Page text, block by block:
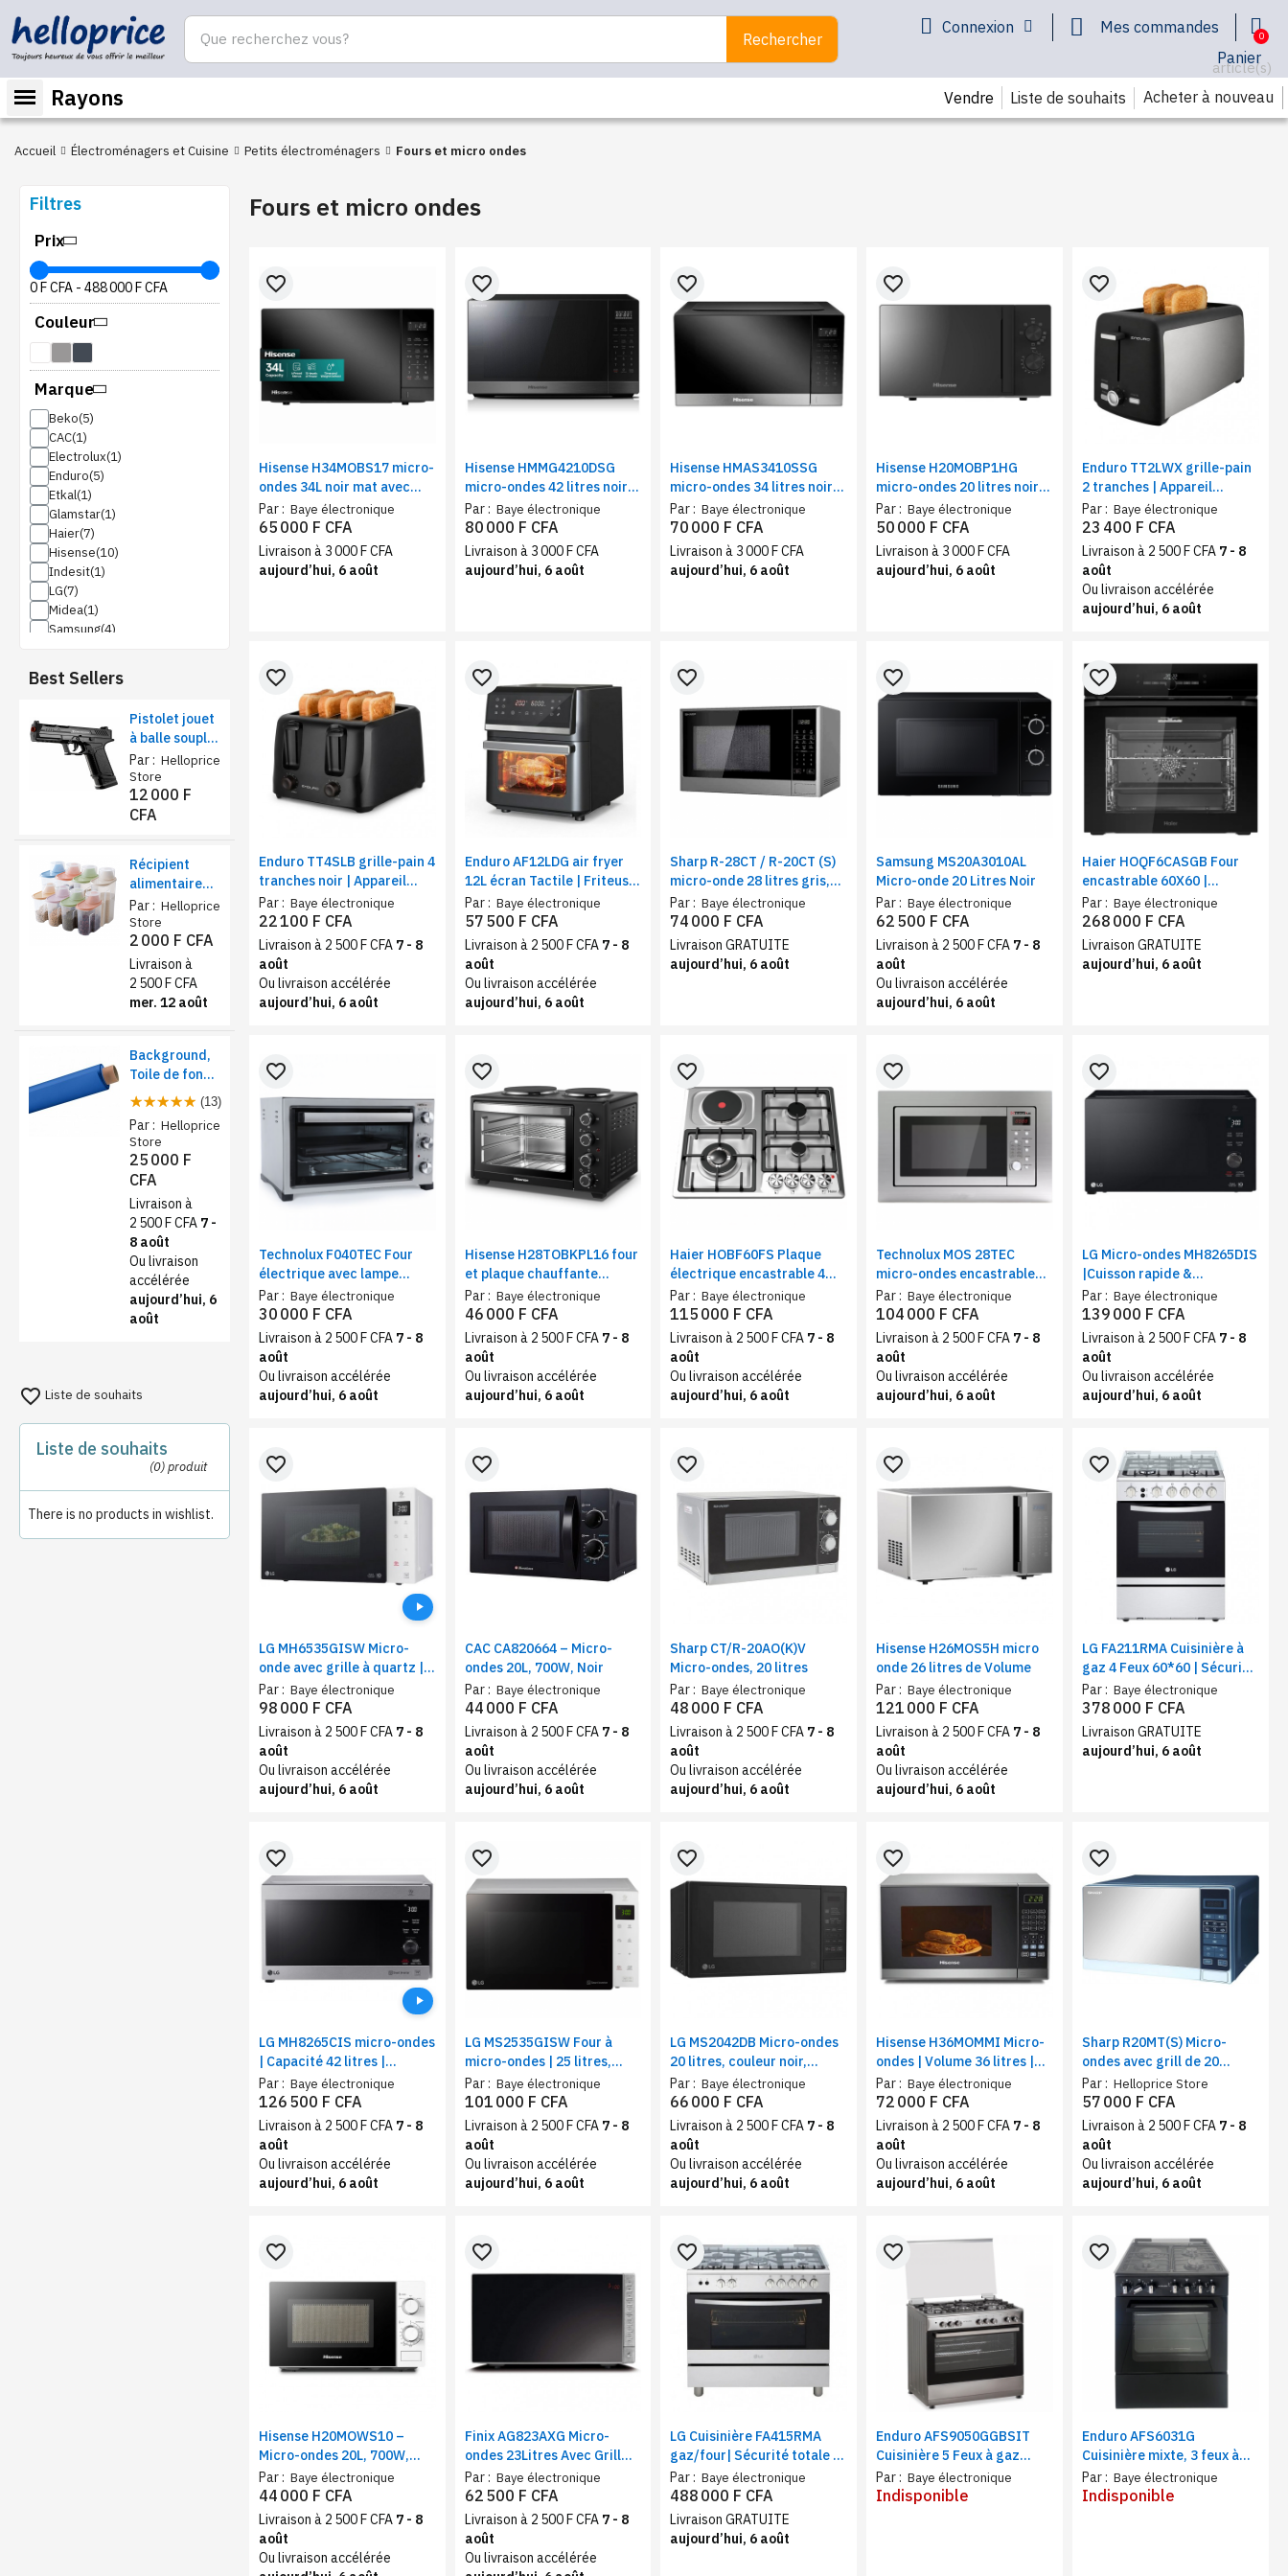
Rechercher
Connexion
Mes commandes
Panier
article(s)
Rayons Vendre Liste de souhaits Acheter à nouveau
Accueil Électroménagers et Cuisine Petits électroménagers Fours et micro ondes
Filtres
Prix
0 F CFA - 488 000 F CFA
Couleur
Marque
Beko
CAC
Electrolux
Enduro
Etkal
Glamstar
Haier
Hisense
Indesit
LG
Midea
Samsung
Technolux
Best Sellers
Pistolet jouet
à balle souple
sécurisé –
Éjection de
coquilles et
chargeur
Par : Helloprice
Store
12 000 F
CFA
Récipient
alimentaire
de stockage
1,9L – farine,
sucre et thé
Par : Helloprice
Store
2 000 F CFA
Livraison à
2 500 F CFA
mer. 12 août
Background,
Toile de fond
papier pour
studio photo -
Rose foncé
(13)
Par : Helloprice
Store
25 000 F
CFA
Livraison à
2 500 F CFA 7 -
8 août
Ou livraison
accélérée
aujourd’hui, 6
août
favorite_border Liste de souhaits
Liste de souhaits
(0)produit
There is no products in wishlist.
Fours et micro ondes
Hisense H34MOBS17 micro-
ondes 34L noir mat avec
grill | Four micro-ondes
1000 W, 10 niveaux de
puissance
Par : Baye électronique
favorite_border
65 000 F CFA
Livraison à 3 000 F CFA
aujourd’hui, 6 août
Hisense HMMG4210DSG
micro-ondes 42 litres noir
mat avec grill | Four micro-
ondes 1000 W + grill
1200W, commandes
tactiles
Par : Baye électronique
favorite_border
80 000 F CFA
Livraison à 3 000 F CFA
aujourd’hui, 6 août
Hisense HMAS3410SSG
micro-ondes 34 litres noir
avec grill | Four micro-
ondes 950 W, 10 niveaux de
puissance
Par : Baye électronique
favorite_border
70 000 F CFA
Livraison à 3 000 F CFA
aujourd’hui, 6 août
Hisense H20MOBP1HG
micro-ondes 20 litres noir
avec grill | Four micro-
ondes 700W, 5 niveaux de
puissance
Par : Baye électronique
favorite_border
50 000 F CFA
Livraison à 3 000 F CFA
aujourd’hui, 6 août
Enduro TT2LWX grille-pain
2 tranches | Appareil
pratique 1400 W,
brunissage 7 niveaux
Par : Baye électronique
favorite_border
23 400 F CFA
Livraison à 2 500 F CFA 7 - 8
août
Ou livraison accélérée
aujourd’hui, 6 août
Enduro TT4SLB grille-pain 4
tranches noir | Appareil
pratique 1400 W,
brunissage 6 niveaux
Par : Baye électronique
favorite_border
22 100 F CFA
Livraison à 2 500 F CFA 7 - 8
août
Ou livraison accélérée
aujourd’hui, 6 août
Enduro AF12LDG air fryer
12L écran Tactile | Friteuse
à air 12 programmes, 1800
W
Par : Baye électronique
favorite_border
57 500 F CFA
Livraison à 2 500 F CFA 7 - 8
août
Ou livraison accélérée
aujourd’hui, 6 août
Sharp R-28CT / R-20CT (S)
micro-onde 28 litres gris,
Cavité LED, Fonction
minuterie
Par : Baye électronique
favorite_border
74 000 F CFA
Livraison GRATUITE
aujourd’hui, 6 août
Samsung MS20A3010AL
Micro-onde 20 Litres Noir
Par : Baye électronique
favorite_border
62 500 F CFA
Livraison à 2 500 F CFA 7 - 8
août
Ou livraison accélérée
aujourd’hui, 6 août
Haier HOQF6CASGB Four
encastrable 60X60 |
Contrôle tactile et
électrique | Volume 72
litres, Noir gris
Par : Baye électronique
favorite_border
268 000 F CFA
Livraison GRATUITE
aujourd’hui, 6 août
Technolux F040TEC Four
électrique avec lampe
intérieure, Puissance 1420
W, Acier inox
Par : Baye électronique
favorite_border
30 000 F CFA
Livraison à 2 500 F CFA 7 - 8
août
Ou livraison accélérée
aujourd’hui, 6 août
Hisense H28TOBKPL16 four
et plaque chauffante
électrique, 28 l, noir, 2600
W, minuterie
Par : Baye électronique
favorite_border
46 000 F CFA
Livraison à 2 500 F CFA 7 - 8
août
Ou livraison accélérée
aujourd’hui, 6 août
Haier HOBF60FS Plaque
électrique encastrable 4
feux mixte | 3feux à gaz,
1feu électrique
Par : Baye électronique
favorite_border
115 000 F CFA
Livraison à 2 500 F CFA 7 - 8
août
Ou livraison accélérée
aujourd’hui, 6 août
Technolux MOS 28TEC
micro-ondes encastrable
28 litres, inox
Par : Baye électronique
favorite_border
104 000 F CFA
Livraison à 2 500 F CFA 7 - 8
août
Ou livraison accélérée
aujourd’hui, 6 août
LG Micro-ondes MH8265DIS
|Cuisson rapide &
Réchauffage uniforme |
Capacité 42 Litres, Couleur
noir
Par : Baye électronique
favorite_border
139 000 F CFA
Livraison à 2 500 F CFA 7 - 8
août
Ou livraison accélérée
aujourd’hui, 6 août
LG MH6535GISW Micro-
onde avec grille à quartz |
Technologie Smart Inverter
| capacité de 25 litres
Par : Baye électronique
favorite_border
98 000 F CFA
Livraison à 2 500 F CFA 7 - 8
août
Ou livraison accélérée
aujourd’hui, 6 août
CAC CA820664 – Micro-
ondes 20L, 700W, Noir
Par : Baye électronique
favorite_border
44 000 F CFA
Livraison à 2 500 F CFA 7 - 8
août
Ou livraison accélérée
aujourd’hui, 6 août
Sharp CT/R-20AO(K)V
Micro-ondes, 20 litres
Par : Baye électronique
favorite_border
48 000 F CFA
Livraison à 2 500 F CFA 7 - 8
août
Ou livraison accélérée
aujourd’hui, 6 août
Hisense H26MOS5H micro
onde 26 litres de Volume
Par : Baye électronique
favorite_border
121 000 F CFA
Livraison à 2 500 F CFA 7 - 8
août
Ou livraison accélérée
aujourd’hui, 6 août
LG FA211RMA Cuisinière à
gaz 4 Feux 60*60 | Sécurité
totale | Système de
chauffage combiné
Par : Baye électronique
favorite_border
378 000 F CFA
Livraison GRATUITE
aujourd’hui, 6 août
LG MH8265CIS micro-ondes
| Capacité 42 litres |
couleur silver
Par : Baye électronique
favorite_border
126 500 F CFA
Livraison à 2 500 F CFA 7 - 8
août
Ou livraison accélérée
aujourd’hui, 6 août
LG MS2535GISW Four à
micro-ondes | 25 litres,
Blanc | Gril, écran tactile en
verre | Dual Control
Par : Baye électronique
favorite_border
101 000 F CFA
Livraison à 2 500 F CFA 7 - 8
août
Ou livraison accélérée
aujourd’hui, 6 août
LG MS2042DB Micro-ondes
20 litres, couleur noir,
EasyClea , i-wave
Par : Baye électronique
favorite_border
66 000 F CFA
Livraison à 2 500 F CFA 7 - 8
août
Ou livraison accélérée
aujourd’hui, 6 août
Hisense H36MOMMI Micro-
ondes | Volume 36 litres |
Fonction automatique de
cuisson
Par : Baye électronique
favorite_border
72 000 F CFA
Livraison à 2 500 F CFA 7 - 8
août
Ou livraison accélérée
aujourd’hui, 6 août
Sharp R20MT(S) Micro-
ondes avec grill de 20
Litres, Silver
Par : Helloprice Store
favorite_border
57 000 F CFA
Livraison à 2 500 F CFA 7 - 8
août
Ou livraison accélérée
aujourd’hui, 6 août
Hisense H20MOWS10 –
Micro-ondes 20L, 700W,
Commande mécanique 6
niveaux
Par : Baye électronique
favorite_border
44 000 F CFA
Livraison à 2 500 F CFA 7 - 8
août
Ou livraison accélérée
Finix AG823AXG Micro-
ondes 23Litres Avec Grill
Noir/Gris
Par : Baye électronique
favorite_border
62 500 F CFA
Livraison à 2 500 F CFA 7 - 8
août
Ou livraison accélérée
LG Cuisinière FA415RMA
gaz/four| Sécurité totale |
Système de chauffage
combiné | Rôtissoire
Par : Baye électronique
favorite_border
488 000 F CFA
Livraison GRATUITE
aujourd’hui, 6 août
Enduro AFS9050GGBSIT
Cuisinière 5 Feux à gaz
90X60 | Grill double bouton
Par : Baye électronique
favorite_border
Indisponible
Enduro AFS6031G
Cuisinière mixte, 3 feux à
gaz et 1 feu électrique
Par : Baye électronique
favorite_border
Indisponible